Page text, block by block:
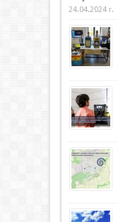
24.04.2024 г.